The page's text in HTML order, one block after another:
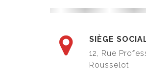
SIÈGE
12, Rue
Rousselot